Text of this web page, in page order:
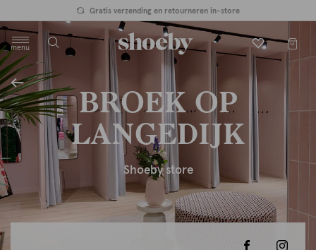
Gratis verzending en retourneren in-store
menu
label.header.toggle
BROEK OP
LANGEDIJK
Shoeby store